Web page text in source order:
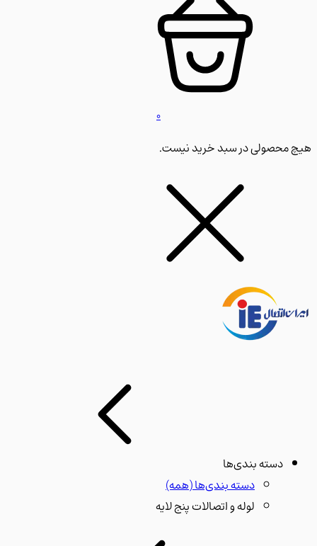
در سبد خرید نیست.
دسته بندی‌ها
دسته بندی‌ها(همه)
لوله و اتصالات پنج لایه